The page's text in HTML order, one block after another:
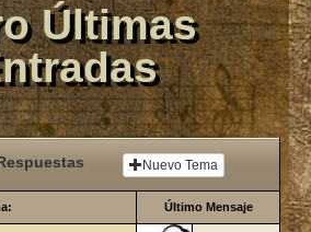
Últimas
Nuevo Tema
Último Mensaje